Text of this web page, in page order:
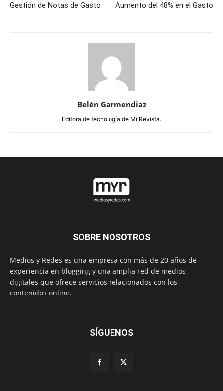
Gestión de Notas de Gasto
Aumento del 48% en el Gasto
Belén Garmendiaz
Editora de tecnología de Mi Revista.
SOBRE NOSOTROS
Medios y Redes es una empresa con más de 20 años de
experiencia en blogging y una amplia red de medios
digitales que ofrece servicios relacionados con los
contenidos online.
SÍGUENOS